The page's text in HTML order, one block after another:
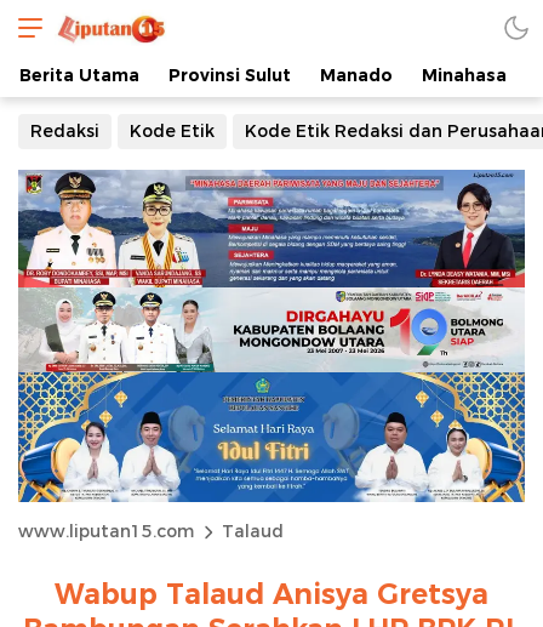
Berita Utama Provinsi Sulut Manado Minahasa
Redaksi Kode Etik Kode Etik Redaksi dan
www.liputan15.com Talaud
Wabup Talaud Anisya Gretsya